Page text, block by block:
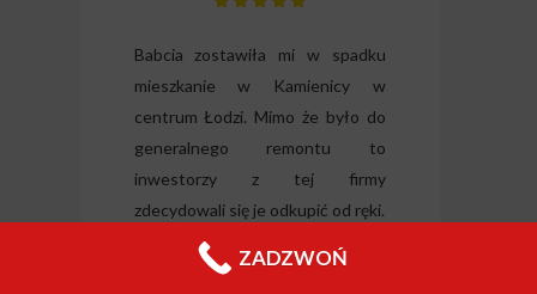
Babcia zostawiła mi w spadku
mieszkanie w Kamienicy w
centrum Łodzi. Mimo że było do
generalnego remontu to
inwestorzy z tej firmy
zdecydowali się je odkupić od ręki.
Chciałabym podziękować panu
Filipowi za wyrozumiałość i
ZADZWOŃ